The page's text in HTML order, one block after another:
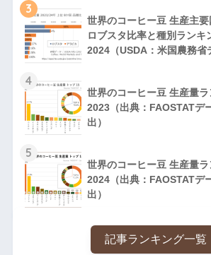
3
世界のコーヒー豆 生産主
ロブスタ比率と種別ランキ
2024（USDA：米国農務省
4
世界のコーヒー豆 生産量
2023（出典：FAOSTATデ
出）
5
世界のコーヒー豆 生産量
2024（出典：FAOSTATデ
出）
記事ランキング一覧